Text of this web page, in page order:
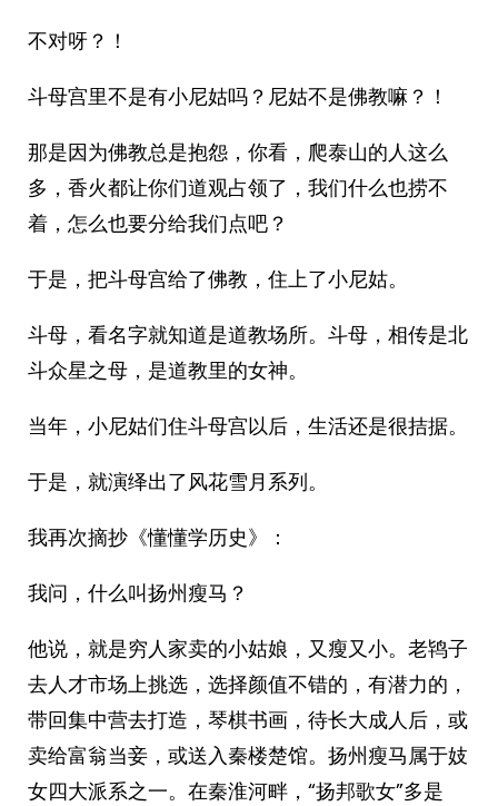
不对呀？！
斗母宫里不是有小尼姑吗？尼姑不是佛教嘛？！
那是因为佛教总是抱怨，你看，爬泰山的人这么
多，香火都让你们道观占领了，我们什么也捞不
着，怎么也要分给我们点吧？
于是，把斗母宫给了佛教，住上了小尼姑。
斗母，看名字就知道是道教场所。斗母，相传是北
斗众星之母，是道教里的女神。
当年，小尼姑们住斗母宫以后，生活还是很拮据。
于是，就演绎出了风花雪月系列。
我再次摘抄《懂懂学历史》：
我问，什么叫扬州瘦马？
他说，就是穷人家卖的小姑娘，又瘦又小。老鸨子
去人才市场上挑选，选择颜值不错的，有潜力的，
带回集中营去打造，琴棋书画，待长大成人后，或
卖给富翁当妾，或送入秦楼楚馆。扬州瘦马属于妓
女四大派系之一。在秦淮河畔，“扬邦歌女”多是